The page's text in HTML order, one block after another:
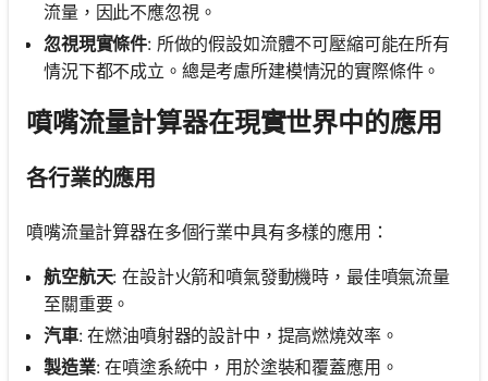
流量，因此不應忽視。
忽視現實條件: 所做的假設如流體不可壓縮可能在所有
情況下都不成立。總是考慮所建模情況的實際條件。
噴嘴流量計算器在現實世界中的應用
各行業的應用
噴嘴流量計算器在多個行業中具有多樣的應用：
航空航天: 在設計火箭和噴氣發動機時，最佳噴氣流量
至關重要。
汽車: 在燃油噴射器的設計中，提高燃燒效率。
製造業: 在噴塗系統中，用於塗裝和覆蓋應用。